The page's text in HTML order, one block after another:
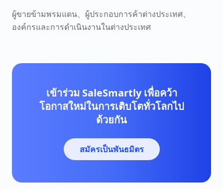
ผู้ขายข้ามพรมแดน、ผู้ประกอบการค้าต่างประเทศ、
องค์กรและการดำเนินงานในต่างประเทศ
เข้าร่วม SaleSmartly เพื่อคว้า
โอกาสใหม่ในการเติบโตทั่วโลกไป
ด้วยกัน
สมัครเป็นพันธมิตร